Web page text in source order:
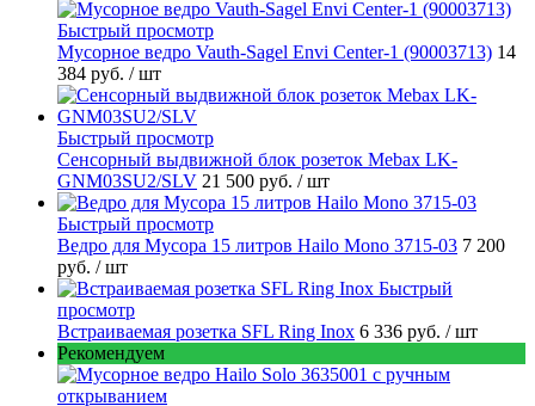
Быстрый просмотр
Мусорное ведро Vauth-Sagel Envi Center-1 (90003713) 14
384 руб. / шт
Быстрый просмотр
Сенсорный выдвижной блок розеток Mebax LK-
GNM03SU2/SLV 21 500 руб. / шт
Быстрый просмотр
Ведро для Мусора 15 литров Hailo Mono 3715-03 7 200
руб. / шт
Быстрый
просмотр
Встраиваемая розетка SFL Ring Inox 6 336 руб. / шт
Рекомендуем